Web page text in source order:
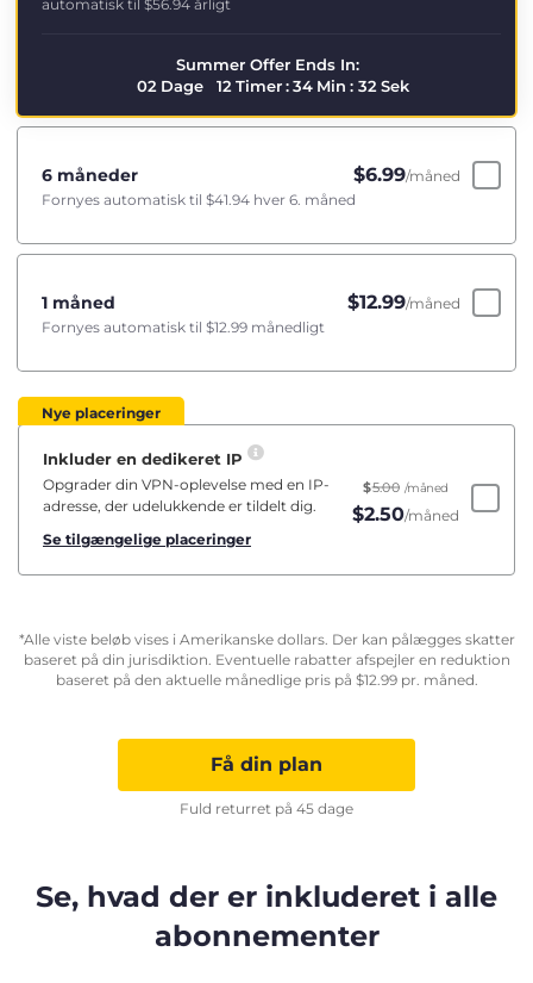
automatisk til $56.94 årligt
Summer Offer Ends In:
02 Dage 12 Timer:34 Min : 32 Sek
6 måneder $6.99/måned
Fornyes automatisk til $41.94 hver 6. måned
1 måned $12.99/måned
Fornyes automatisk til $12.99 månedligt
Nye placeringer
Inkluder en dedikeret IP
Opgrader din VPN-oplevelse med en IP-
adresse, der udelukkende er tildelt dig.
Se tilgængelige placeringer
$5.00 /måned
$2.50/måned
*Alle viste beløb vises i Amerikanske dollars. Der kan pålægges skatter
baseret på din jurisdiktion. Eventuelle rabatter afspejler en reduktion
baseret på den aktuelle månedlige pris på $12.99pr. måned.
Få din plan
Fuld returret på 45 dage
Se, hvad der er inkluderet i alle
abonnementer